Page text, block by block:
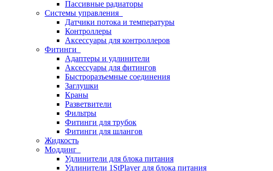
Пассивные радиаторы
Системы управления
Датчики потока и температуры
Контроллеры
Аксессуары для контроллеров
Фитинги
Адаптеры и удлинители
Аксессуары для фитингов
Быстроразъемные соединения
Заглушки
Краны
Разветвители
Фильтры
Фитинги для трубок
Фитинги для шлангов
Жидкость
Моддинг
Удлинители для блока питания
Удлинители 1StPlayer для блока питания